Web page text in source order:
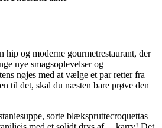
hip og moderne gourmetrestaurant, der
nye smagsoplevelser og
nøjes med at vælge et par retter fra
til det, skal du næsten bare prøve den
sorte blækspruttecroquettas